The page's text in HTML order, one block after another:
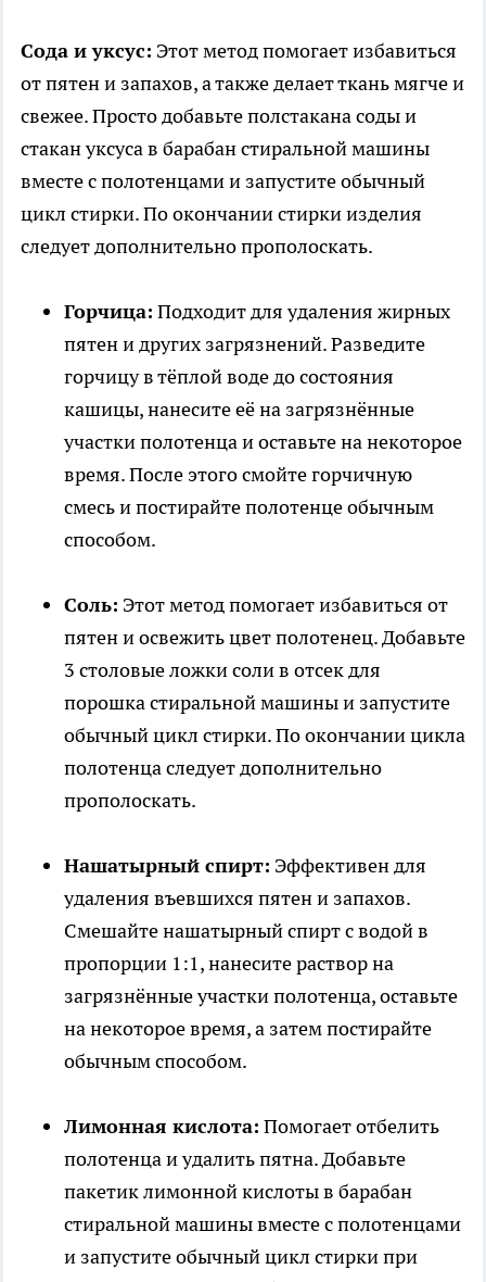
Сода и уксус: Этот метод помогает избавиться
от пятен и запахов, а также делает ткань мягче и
свежее. Просто добавьте полстакана соды и
стакан уксуса в барабан стиральной машины
вместе с полотенцами и запустите обычный
цикл стирки. По окончании стирки изделия
следует дополнительно прополоскать.
Горчица: Подходит для удаления жирных
пятен и других загрязнений. Разведите
горчицу в тёплой воде до состояния
кашицы, нанесите её на загрязнённые
участки полотенца и оставьте на некоторое
время. После этого смойте горчичную
смесь и постирайте полотенце обычным
способом.
Соль: Этот метод помогает избавиться от
пятен и освежить цвет полотенец. Добавьте
3 столовые ложки соли в отсек для
порошка стиральной машины и запустите
обычный цикл стирки. По окончании цикла
полотенца следует дополнительно
прополоскать.
Нашатырный спирт: Эффективен для
удаления въевшихся пятен и запахов.
Смешайте нашатырный спирт с водой в
пропорции 1:1, нанесите раствор на
загрязнённые участки полотенца, оставьте
на некоторое время, а затем постирайте
обычным способом.
Лимонная кислота: Помогает отбелить
полотенца и удалить пятна. Добавьте
пакетик лимонной кислоты в барабан
стиральной машины вместе с полотенцами
и запустите обычный цикл стирки при